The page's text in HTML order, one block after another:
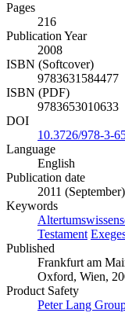
Pages
216
Publication Year
2008
ISBN (Softcover)
9783631584477
ISBN (PDF)
9783653010633
DOI
10.3726/978-3-
Language
English
Publication date
2011 (September)
Keywords
Testament
Published
Frankfurt am
Oxford, Wien,
Product Safety
Peter Lang